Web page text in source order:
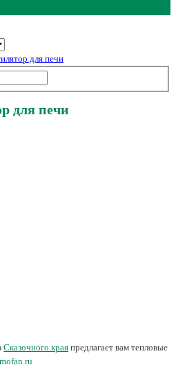
для печи
для печи
Сказочного края предлагает вам тепловые